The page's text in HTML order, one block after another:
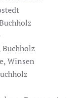
Winsen